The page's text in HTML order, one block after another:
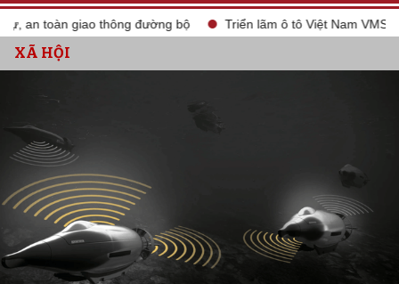
toàn giao thông đường bộ Triển lãm ô tô Việt Nam VMS 2024
XÃ HỘI